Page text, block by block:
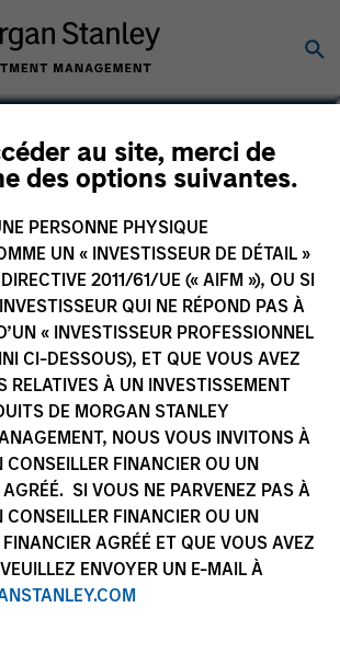
au site, merci de
des options suivantes.
PERSONNE PHYSIQUE
UN « INVESTISSEUR DE DÉTAIL »
2011/61/UE (« AIFM »), OU SI
QUI NE RÉPOND PAS À
« INVESTISSEUR PROFESSIONNEL
CI-DESSOUS), ET QUE VOUS AVEZ
RELATIVES À UN INVESTISSEMENT
DE MORGAN STANLEY
NOUS VOUS INVITONS À
CONSEILLER FINANCIER OU UN
SI VOUS NE PARVENEZ PAS À
CONSEILLER FINANCIER OU UN
AGRÉÉ ET QUE VOUS AVEZ
ENVOYER UN E-MAIL À
Morser